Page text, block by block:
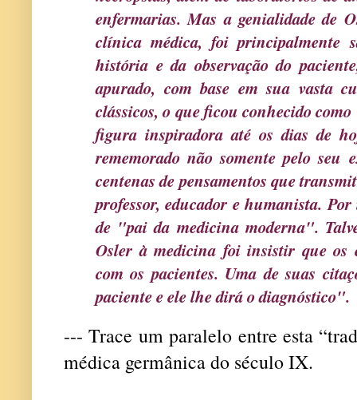
enfermarias. Mas a genialidade de
clínica médica, foi principalmente
história e da observação do
apurado, com base em sua vasta
clássicos, o que ficou conhecido
figura inspiradora até os dias de
rememorado não somente pelo seu
centenas de pensamentos que
professor, educador e humanista.
de "pai da medicina moderna".
Osler à medicina foi insistir que os
com os pacientes. Uma de suas
paciente e ele lhe dirá o diagnóstico".
--- Trace um paralelo entre esta
médica germânica do século IX.